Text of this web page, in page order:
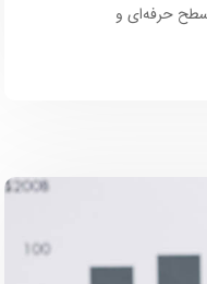
حرفه‌ای و